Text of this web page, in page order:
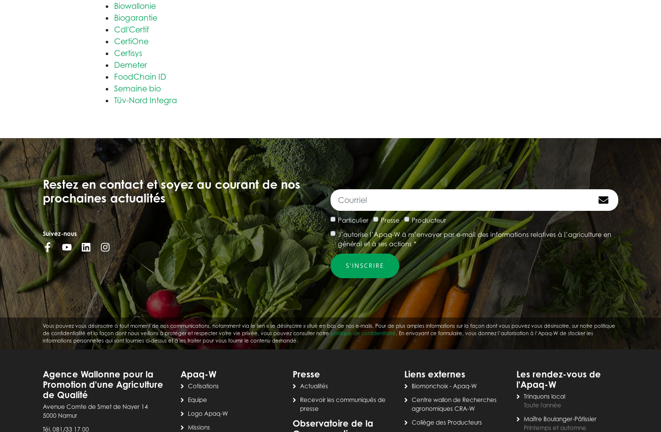
Biowallonie
Biogarantie
Cdl'Certif
CertiOne
Certisys
Demeter
FoodChain ID
Semaine bio
Tüv-Nord Integra
Restez en contact et soyez au courant de nos
prochaines actualités
Suivez-nous
Particulier Presse
Producteur
J’autorise l’Apaq-W à m’envoyer par e-mail des informations relatives à l’agriculture en
général et à ses actions *
Vous pouvez vous désinscrire à tout moment de nos communications, notamment via le lien « se désinscrire » situé en bas de nos e-mails. Pour de plus amples informations sur la façon dont vous pouvez vous désinscrire, sur notre politique
de confidentialité et la façon dont nous veillons à protéger et respecter votre vie privée, vous pouvez consulter notrepolitique de confidentialité. En envoyant ce formulaire, vous donnez l’autorisation à l’Apaq-W de stocker les
informations personnelles qui sont fournies ci-dessus et à les traiter pour vous fournir le contenu demandé.
Agence Wallonne pour la
Promotion d'une Agriculture
de Qualité
Avenue Comte de Smet de Nayer 14
5000 Namur
Tél. 081/33 17 00
Apaq-W
Cotisations
Equipe
Logo Apaq-W
Missions
Presse
Actualités
Recevoir les communiqués de
presse
Observatoire de la
Liens externes
Biomonchoix - Apaq-W
Centre wallon de Recherches
agronomiques CRA-W
Collège des Producteurs
Les rendez-vous de
l'Apaq-W
Trinquons local
Toute l'année
Maître Boulanger-Pâtissier
Printemps et automne